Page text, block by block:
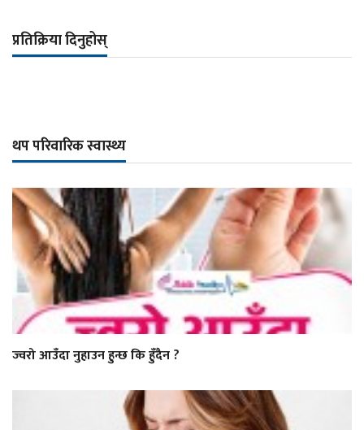
प्रतिक्रिया दिनुहोस्
थप परिवारिक स्वास्थ्य
ज्वरो आउँदा नुहाउन हुन्छ कि हुँदैन ?